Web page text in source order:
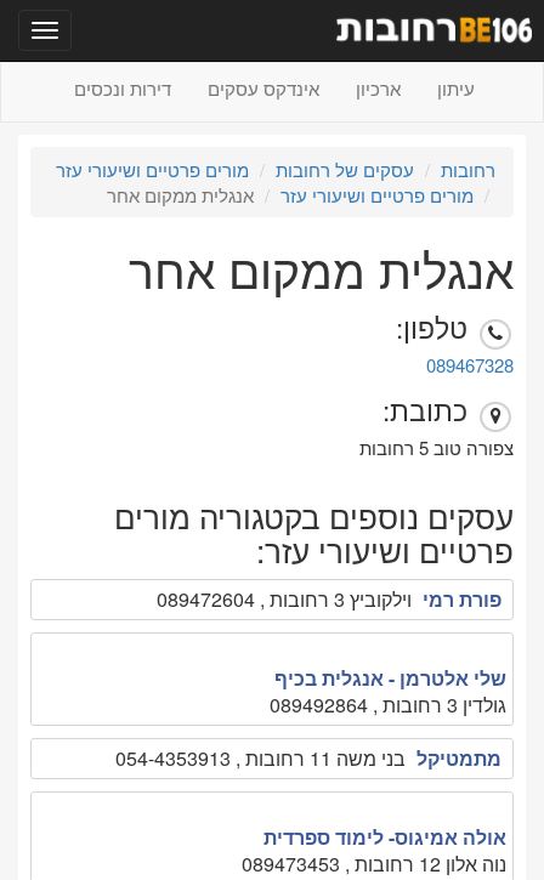
עיתון ארכיון אינדקס עסקים דירות ונכסים
רחובות עסקים של רחובות
מורים פרטיים ושיעורי עזר
מורים פרטיים ושיעורי עזר
אנגלית ממקום אחר
אנגלית ממקום אחר
טלפון:
089467328
כתובת:
צפורה טוב 5 רחובות
עסקים נוספים בקטגוריה מורים
פרטיים ושיעורי עזר:
פורת רמי וילקוביץ 3 רחובות , 089472604
שלי אלטרמן - אנגלית בכיף
גולדין 3 רחובות , 089492864
מתמטיקל בני משה 11 רחובות , 054-4353913
אולה אמיגוס- לימוד ספרדית
נוה אלון 12 רחובות , 089473453